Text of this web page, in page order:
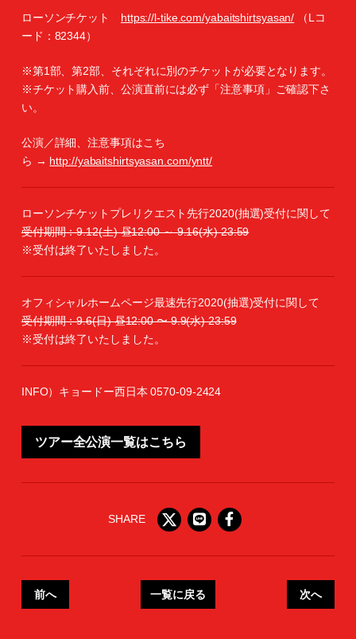
ローソンチケット https://l-tike.com/yabaitshirtsyasan/ （Lコ
ード：82344）
※第1部、第2部、それぞれに別のチケットが必要となります。
※チケット購入前、公演直前には必ず「注意事項」ご確認下さ
い。
公演／詳細、注意事項はこち
ら → http://yabaitshirtsyasan.com/yntt/
ローソンチケットプレリクエスト先行2020(抽選)受付に関して
受付期間：9.12(土) 昼12:00 ～ 9.16(水) 23:59
※受付は終了いたしました。
オフィシャルホームページ最速先行2020(抽選)受付に関して
受付期間：9.6(日) 昼12:00 〜 9.9(水) 23:59
※受付は終了いたしました。
INFO）キョードー西日本 0570-09-2424
ツアー全公演一覧はこちら
SHARE
前へ 一覧に戻る 次へ